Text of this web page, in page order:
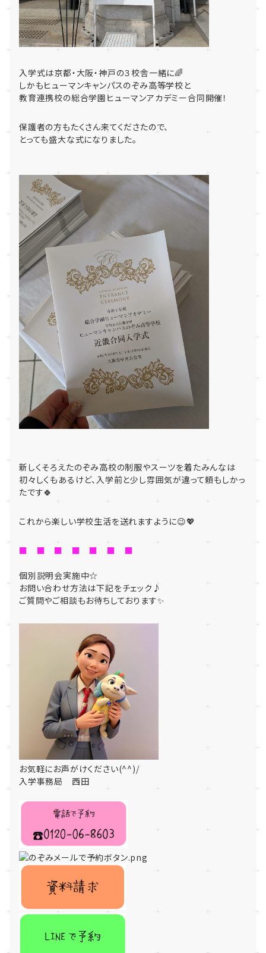
入学式は京都・大阪・神戸の３校舎一緒に🌈
しかもヒューマンキャンパスのぞみ高等学校と
教育連携校の総合学園ヒューマンアカデミー合同開催！
保護者の方もたくさん来てくださたので、
とっても盛大な式になりました。
新しくそろえたのぞみ高校の制服やスーツを着たみんなは
初々しくもあるけど、入学前と少し雰囲気が違って頼もしかっ
たです🍀
これから楽しい学校生活を送れますように😉💖
■ ■ ■ ■ ■ ■ ■
個別説明会実施中☆
お問い合わせ方法は下記をチェック♪
ご質問やご相談もお待ちしております✨
お気軽にお声がけください(^^)/
入学事務局 西田